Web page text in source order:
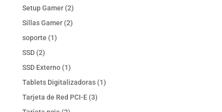
Setup Gamer 22
productos
Sillas Gamer 22
soporte 11
SSD 22
productos
SSD Externo 11
producto
Tablets Digitalizadoras 11
Tarjeta de Red PCI-E 33